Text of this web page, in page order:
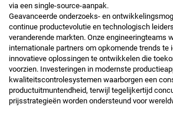
via een single-source-aanpak.
Geavanceerde onderzoeks- en
continue productevolutie en technologisch
veranderende markten. Onze engineeringteams
internationale partners om opkomende trends te
innovatieve oplossingen te ontwikkelen die
voorzien. Investeringen in modernste
kwaliteitscontrolesystemen waarborgen een
productuitmuntendheid, terwijl tegelijkertijd
prijsstrategieën worden ondersteund voor